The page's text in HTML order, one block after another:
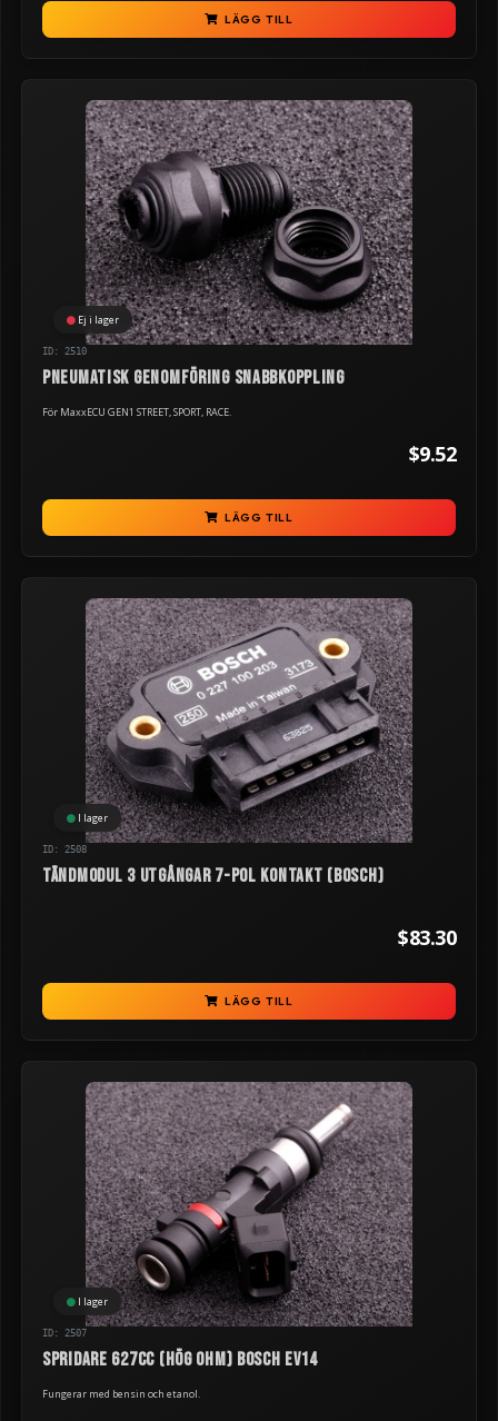
LÄGG TILL
Ej i lager
ID: 2510
Pneumatisk genomföring snabbkoppling
För MaxxECU GEN1 STREET, SPORT, RACE.
$9.52
LÄGG TILL
I lager
ID: 2508
Tändmodul 3 utgångar 7-pol kontakt (Bosch)
$83.30
LÄGG TILL
I lager
ID: 2507
Spridare 627cc (hög ohm) Bosch EV14
Fungerar med bensin och etanol.